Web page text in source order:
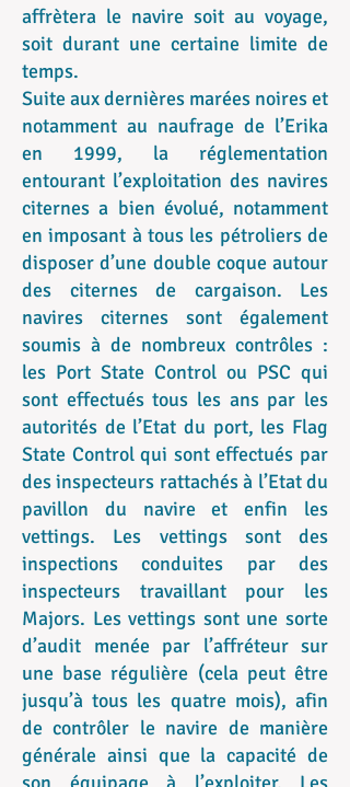
affrètera le navire soit au voyage,
soit durant une certaine limite de
temps.
Suite aux dernières marées noires et
notamment au naufrage de l’Erika
en 1999, la réglementation
entourant l’exploitation des navires
citernes a bien évolué, notamment
en imposant à tous les pétroliers de
disposer d’une double coque autour
des citernes de cargaison. Les
navires citernes sont également
soumis à de nombreux contrôles :
les Port State Control ou PSC qui
sont effectués tous les ans par les
autorités de l’Etat du port, les Flag
State Control qui sont effectués par
des inspecteurs rattachés à l’Etat du
pavillon du navire et enfin les
vettings. Les vettings sont des
inspections conduites par des
inspecteurs travaillant pour les
Majors. Les vettings sont une sorte
d’audit menée par l’affréteur sur
une base régulière (cela peut être
jusqu’à tous les quatre mois), afin
de contrôler le navire de manière
générale ainsi que la capacité de